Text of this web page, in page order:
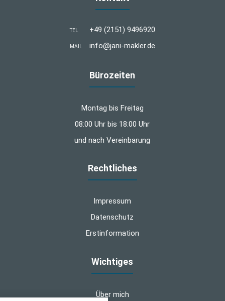
TEL +49 (2151) 9496920
MAIL info@jani-makler.de
Bürozeiten
Montag bis Freitag
08:00 Uhr bis 18:00 Uhr
und nach Vereinbarung
Rechtliches
Impressum
Datenschutz
Erstinformation
Wichtiges
Über mich